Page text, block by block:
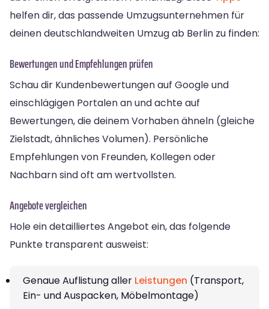
helfen dir, das passende Umzugsunternehmen für
deinen deutschlandweiten Umzug ab Berlin zu finden:
Bewertungen und Empfehlungen prüfen
Schau dir Kundenbewertungen auf Google und
einschlägigen Portalen an und achte auf
Bewertungen, die deinem Vorhaben ähneln (gleiche
Zielstadt, ähnliches Volumen). Persönliche
Empfehlungen von Freunden, Kollegen oder
Nachbarn sind oft am wertvollsten.
Angebote vergleichen
Hole ein detailliertes Angebot ein, das folgende
Punkte transparent ausweist:
Genaue Auflistung aller Leistungen (Transport,
Ein- und Auspacken, Möbelmontage)